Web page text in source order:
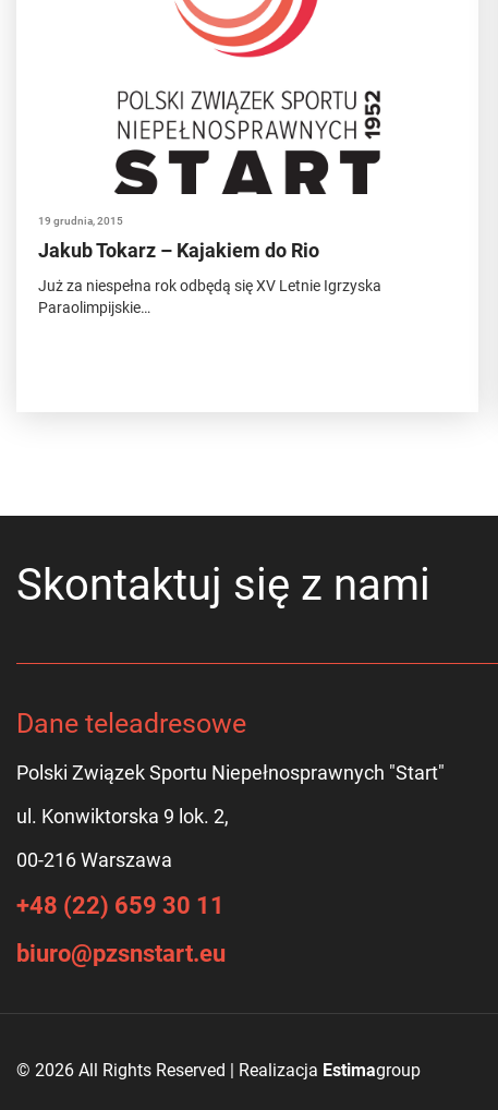
19 grudnia, 2015
Jakub Tokarz – Kajakiem do Rio
Już za niespełna rok odbędą się XV Letnie Igrzyska
Paraolimpijskie…
Skontaktuj się z nami
Dane teleadresowe
Polski Związek Sportu Niepełnosprawnych "Start"
ul. Konwiktorska 9 lok. 2,
00-216 Warszawa
+48 (22) 659 30 11
biuro@pzsnstart.eu
© 2026 All Rights Reserved | Realizacja Estimagroup